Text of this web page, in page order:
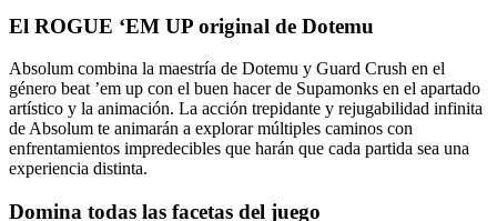
El ROGUE ‘EM UP original de Dotemu
Absolum combina la maestría de Dotemu y Guard Crush en el
género beat ’em up con el buen hacer de Supamonks en el apartado
artístico y la animación. La acción trepidante y rejugabilidad infinita
de Absolum te animarán a explorar múltiples caminos con
enfrentamientos impredecibles que harán que cada partida sea una
experiencia distinta.
Domina todas las facetas del juego